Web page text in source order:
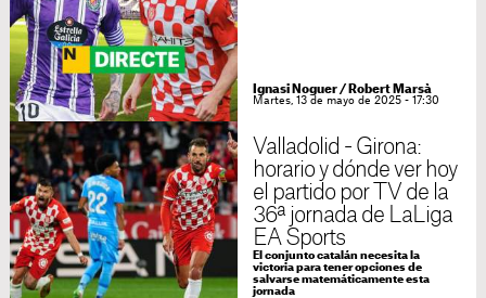
Ignasi Noguer/ Robert Marsà
Martes, 13 de mayo de 2025 - 17:30
Valladolid - Girona:
horario y dónde ver hoy
el partido por TV de la
36ª jornada de LaLiga
EA Sports
El conjunto catalán necesita la
victoria para tener opciones de
salvarse matemáticamente esta
jornada